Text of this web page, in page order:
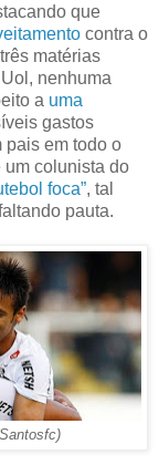
que
contra o
matérias
nenhuma
a uma
gastos
pais em todo o
um colunista do
foca”, tal
pauta.